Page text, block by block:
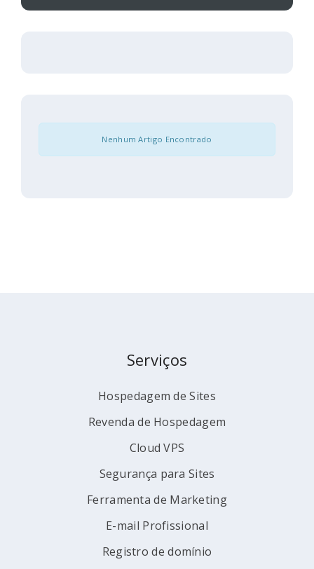
Nenhum Artigo Encontrado
Serviços
Hospedagem de Sites
Revenda de Hospedagem
Cloud VPS
Segurança para Sites
Ferramenta de Marketing
E-mail Profissional
Registro de domínio